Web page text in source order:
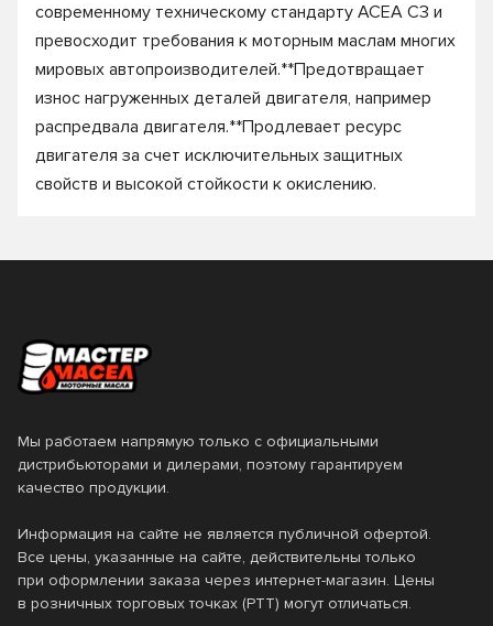
современному техническому стандарту ACEA С3 и
превосходит требования к моторным маслам многих
мировых автопроизводителей.**Предотвращает
износ нагруженных деталей двигателя, например
распредвала двигателя.**Продлевает ресурс
двигателя за счет исключительных защитных
свойств и высокой стойкости к окислению.
Мы работаем напрямую только с официальными
дистрибьюторами и дилерами, поэтому гарантируем
качество продукции.
Информация на сайте не является публичной офертой.
Все цены, указанные на сайте, действительны только
при оформлении заказа через интернет-магазин. Цены
в розничных торговых точках (РТТ) могут отличаться.